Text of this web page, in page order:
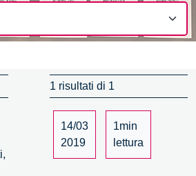
1 risultati di 1
14/03
2019
1min
lettura